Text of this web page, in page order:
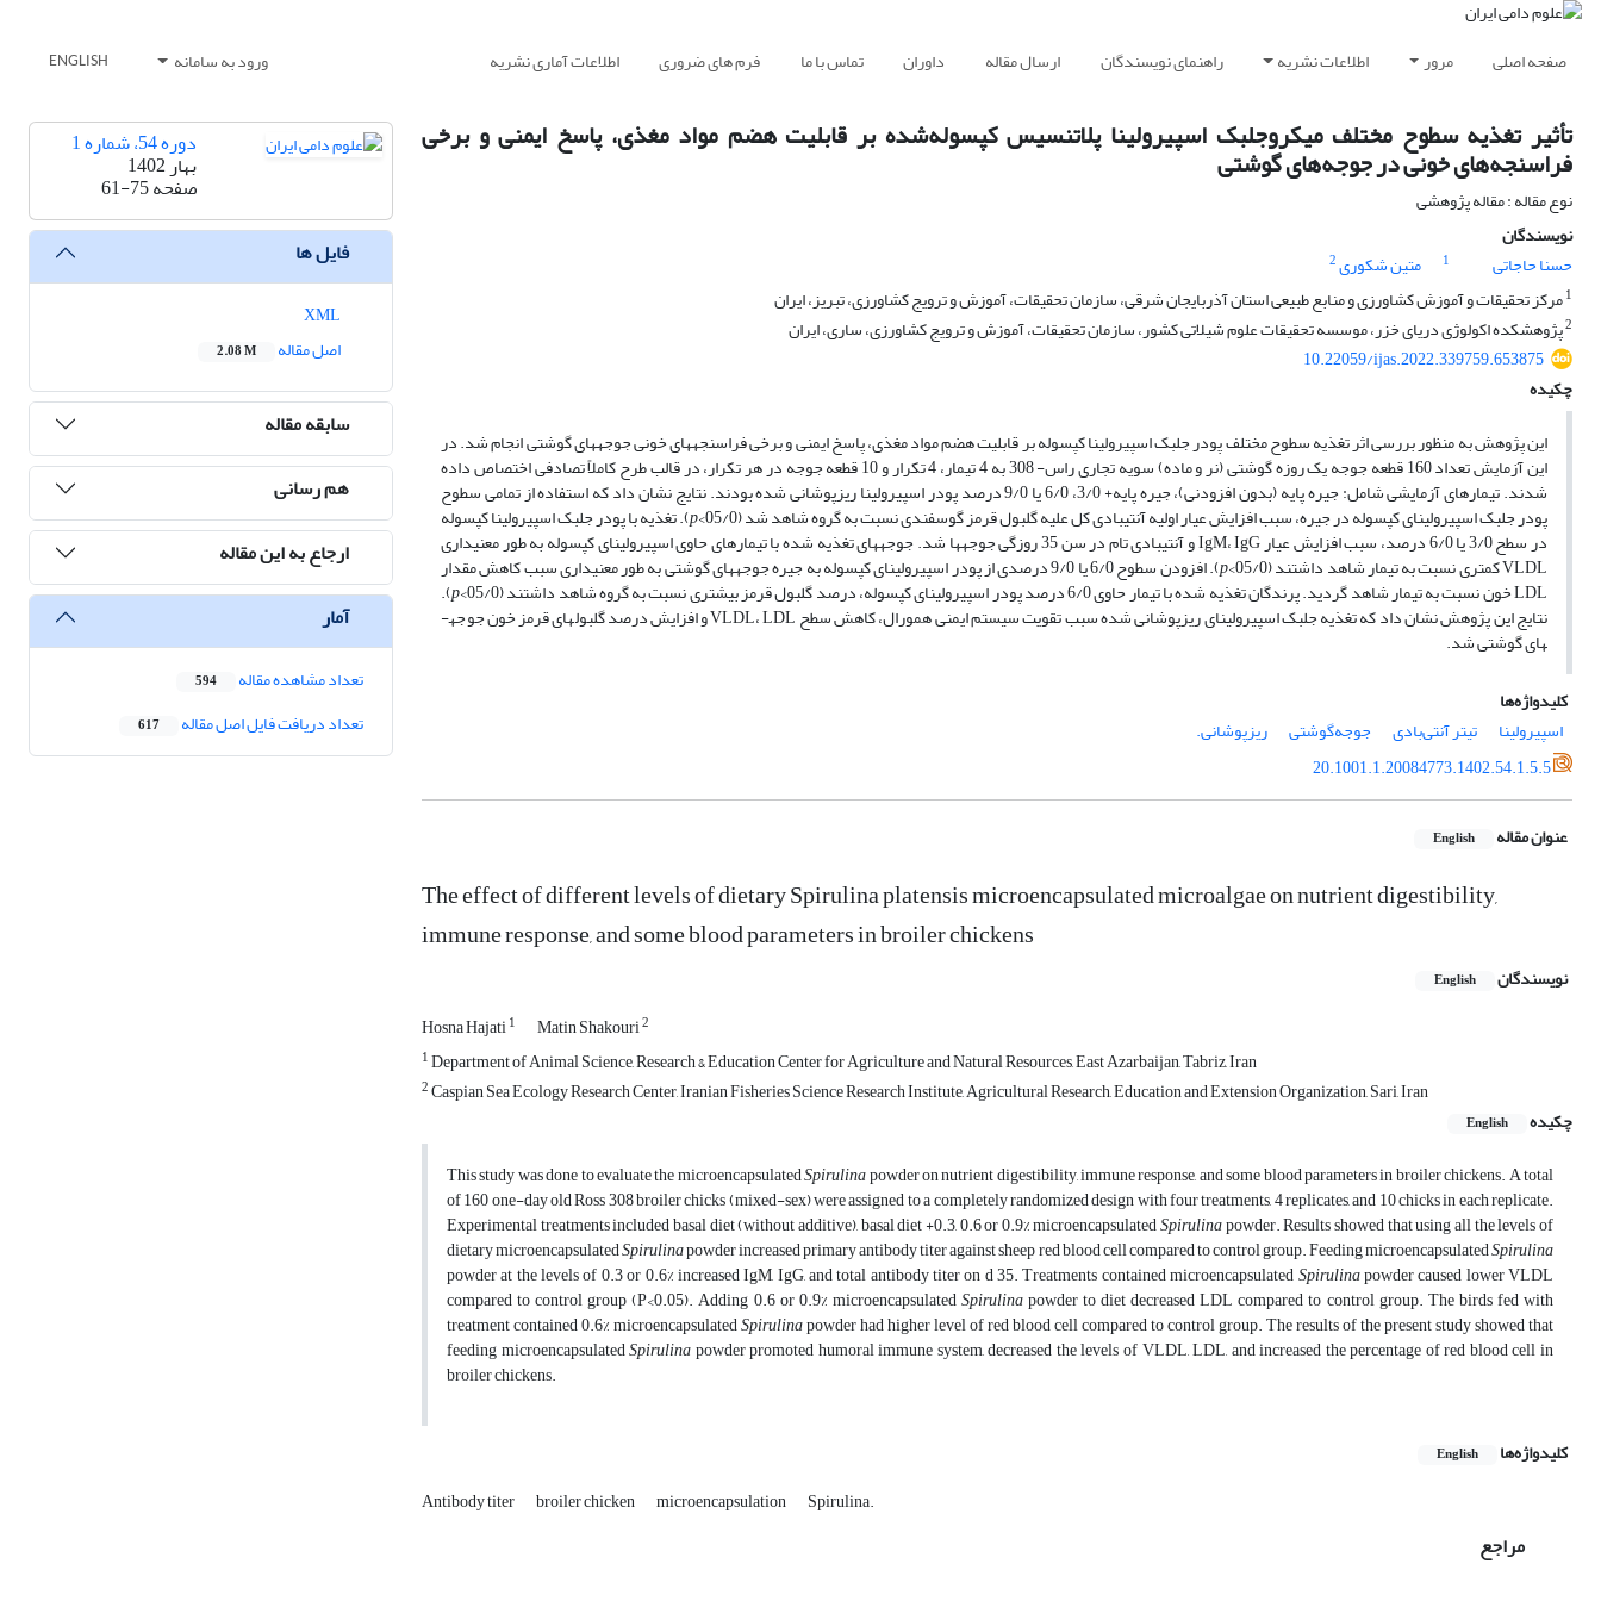
صفحه اصلی مرور اطلاعات نشریه راهنمای نویسندگان ارسال مقاله داوران تماس با ما فرم های ضروری اطلاعات آماری نشریه ورود به سامانه ENGLISH
تأثیر تغذیه سطوح مختلف میکروجلبک اسپیرولینا پلاتنسیس کپسوله‌شده بر قابلیت هضم مواد ‏مغذی، پاسخ ایمنی و برخی
فراسنجه‌های خونی در جوجه‌های گوشتی
نوع مقاله : مقاله پژوهشی
نویسندگان
حسنا حاجاتی
1 متین شکوری2
1مرکز تحقیقات و آموزش کشاورزی و منابع طبیعی استان آذربایجان شرقی، سازمان تحقیقات، آموزش و ترویج کشاورزی، تبریز، ایران
2پژوهشکده اکولوژی دریای خزر، موسسه تحقیقات علوم شیلاتی کشور، سازمان تحقیقات، آموزش و ترویج کشاورزی، ساری، ایران
10.22059/ijas.2022.339759.653875
چکیده
این پژوهش به منظور بررسی اثر تغذیه سطوح مختلف پودر جلبک اسپیرولینا کپسوله بر قابلیت هضم مواد مغذی، پاسخ ایمنی و برخی فراسنجه­های خونی جوجه­های گوشتی انجام شد. در
این آزمایش تعداد 160 قطعه جوجه یک روزه گوشتی (نر و ماده) سویه تجاری راس- 308 به 4 تیمار، 4 تکرار و 10 قطعه جوجه در هر تکرار، در قالب طرح کاملاً تصادفی اختصاص داده
شدند. تیمارهای آزمایشی شامل: جیره پایه (بدون افزودنی)، جیره پایه+ 3/0، 6/0 یا 9/0 درصد پودر اسپیرولینا ریزپوشانی شده بودند. نتایج نشان داد که استفاده از تمامی سطوح
پودر جلبک اسپیرولینای کپسوله در جیره، سبب افزایش عیار اولیه آنتی­بادی کل علیه گلبول قرمز گوسفندی نسبت به گروه شاهد شد (05/0> p). تغذیه با پودر جلبک اسپیرولینا کپسوله
در سطح 3/0 یا 6/0 درصد، سبب افزایش عیار IgM، IgG و آنتی­بادی تام در سن 35 روزگی جوجه­ها شد. جوجه­های تغذیه شده با تیمار­های حاوی اسپیرولینای کپسوله به طور معنی­داری
VLDL کمتری نسبت به تیمار شاهد داشتند (05/0> p ). افزودن سطوح 6/0 یا 9/0 درصدی از پودر اسپیرولینای کپسوله به جیره جوجه­های گوشتی به طور معنی­داری سبب کاهش مقدار
LDL خون نسبت به تیمار شاهد گردید. پرندگان تغذیه شده با تیمار حاوی 6/0 درصد پودر اسپیرولینای کپسوله، درصد گلبول قرمز بیشتری نسبت به گروه شاهد داشتند (05/0> p
).
نتایج این پژوهش نشان داد که تغذیه جلبک اسپیرولینای ریزپوشانی شده سبب تقویت سیستم ایمنی همورال، کاهش سطح VLDL، LDL و افزایش درصد گلبول­های قرمز خون جوجه­
های گوشتی شد.
کلیدواژه‌ها
اسپیرولینا
‏تیتر آنتی‌بادی ‏جوجه‌گوشتی
‏ریزپوشانی.‏
20.1001.1.20084773.1402.54.1.5.5
عنوان مقاله English
The effect of different levels of dietary Spirulina platensis ‎microencapsulated microalgae on nutrient digestibility,
immune ‎response, and some blood parameters in broiler chickens
نویسندگان English
Hosna Hajati1 Matin Shakouri2
1Department of Animal Science, Research & Education Center for Agriculture and Natural Resources, East ‎Azarbaijan, Tabriz, Iran‎
2Caspian Sea Ecology Research Center, Iranian Fisheries Science Research Institute, Agricultural Research, ‎Education and Extension Organization, Sari, Iran‎
چکیده
English
This study was done to evaluate the microencapsulatedSpirulinapowder on nutrient digestibility, immune response, and some blood parameters in broiler chickens. A total
of 160 one-day old Ross 308 broiler chicks (mixed-sex) were assigned to a completely randomized design with four treatments, 4 replicates, and 10 chicks in each replicate.
Experimental treatments included basal diet (without additive), basal diet +0.3, 0.6 or 0.9% microencapsulatedSpirulinapowder. Results showed that using all the levels of
dietary microencapsulatedSpirulinapowder increased primary antibody titer against sheep red blood cell compared to control group. Feeding microencapsulatedSpirulina
powder at the levels of 0.3 or 0.6% increased IgM, IgG, and total antibody titer on d 35. Treatments contained microencapsulatedSpirulinapowder caused lower VLDL
compared to control group (P<0.05). Adding 0.6 or 0.9% microencapsulatedSpirulinapowder to diet decreased LDL compared to control group. The birds fed with
treatment contained 0.6% microencapsulatedSpirulinapowder had higher level of red blood cell compared to control group. The results of the present study showed that
feeding microencapsulatedSpirulinapowder promoted humoral immune system, decreased the levels of VLDL, LDL, and increased the percentage of red blood cell in
broiler chickens.
کلیدواژه‌ها English
Antibody titer ‎broiler chicken ‎microencapsulation ‎Spirulina.‎
مراجع
دوره 54، شماره 1
بهار 1402
صفحه61-75
فایل ها
اصل مقاله
2.08 M
سابقه مقاله
هم رسانی
ارجاع به این مقاله
آمار
تعداد مشاهده مقاله 594
تعداد دریافت فایل اصل مقاله 617